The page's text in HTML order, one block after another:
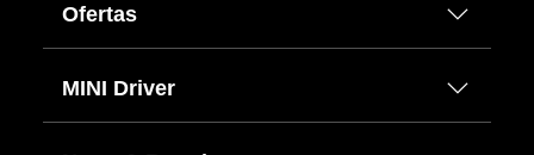
Ofertas
MINI Driver